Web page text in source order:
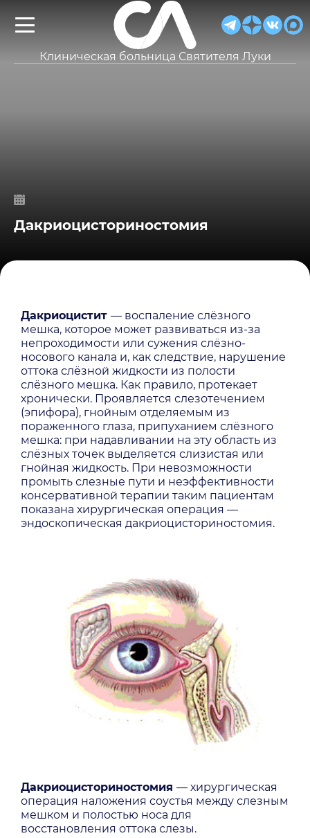
Клиническая больница Святителя Луки
Дакриоцисториностомия
Дакриоцистит — воспаление слёзного
мешка, которое может развиваться из-за
непроходимости или сужения слёзно-
носового канала и, как следствие, нарушение
оттока слёзной жидкости из полости
слёзного мешка. Как правило, протекает
хронически. Проявляется слезотечением
(эпифора), гнойным отделяемым из
пораженного глаза, припуханием слёзного
мешка: при надавливании на эту область из
слёзных точек выделяется слизистая или
гнойная жидкость. При невозможности
промыть слезные пути и неэффективности
консервативной терапии таким пациентам
показана хирургическая операция —
эндоскопическая дакриоцисториностомия.
Дакриоцисториностомия — хирургическая
операция наложения соустья между слезным
мешком и полостью носа для
восстановления оттока слезы.